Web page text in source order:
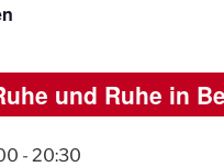
und Ruhe in
- 20:30